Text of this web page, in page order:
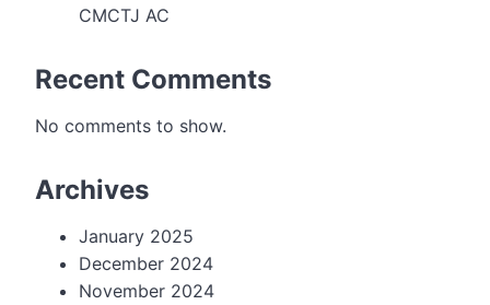
CMCTJ AC
Recent Comments
No comments to show.
Archives
January 2025
December 2024
November 2024